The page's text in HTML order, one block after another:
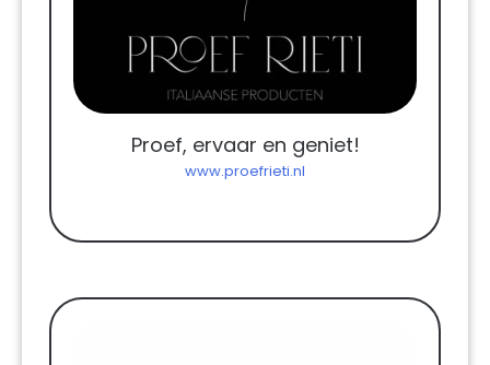
Proef, ervaar en geniet!
www.proefrieti.nl